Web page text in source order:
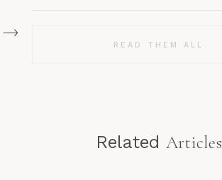
READ THEM ALL
Related Articles